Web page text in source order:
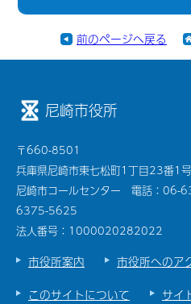
前のページへ戻る
尼崎市役所
〒660-8501
兵庫県尼崎市東七松町1丁目23番1号
尼崎市コールセンター 電話：
6375-5625
法人番号：1000020282022
市役所案内 市役所へのア
このサイトについて
サイ